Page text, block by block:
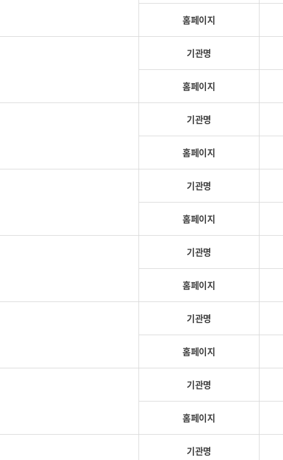
홈페이지
기관명
홈페이지
기관명
홈페이지
기관명
홈페이지
기관명
홈페이지
기관명
홈페이지
기관명
홈페이지
기관명